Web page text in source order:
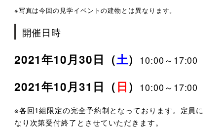
※写真は今回の見学イベントの建物とは異なります。
開催日時
2021年10月30日（土） 10:00～17:00
2021年10月31日（日） 10:00～17:00
※各回1組限定の完全予約制となっております。定員に
なり次第受付終了とさせていただきます。